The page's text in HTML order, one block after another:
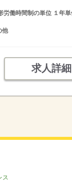
労働時間制の単位 １年
他
求人詳
ス